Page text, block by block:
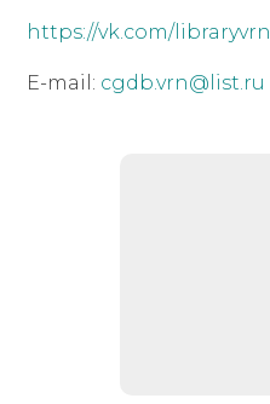
https://vk.com/libraryvrn
E-mail: cgdb.vrn@list.ru